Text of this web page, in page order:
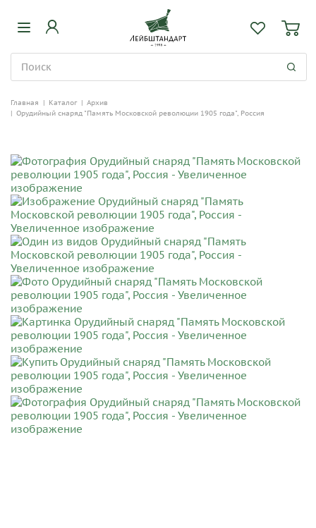
Главная | Каталог | Архив
| Орудийный снаряд "Память Московской революции 1905 года", Россия